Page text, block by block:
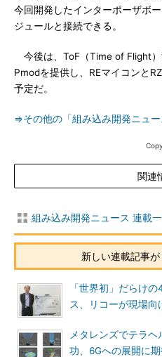
今回開発したインターポーザボ
ジュールと接続できる。
今後は、ToF（Time of Flight
Pmodを提供し、REマイコンと
予定だ。
⇒その他の「組み込み開発ニュ
関連
組み込み開発ニュース 連載
新しい連載記事
「世界初」だらけ
ス、リコーが現場向
メタレンズでテラ
功、6Gへの展開に